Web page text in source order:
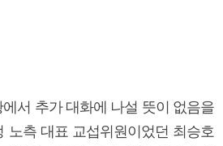
서 추가 대화에 나설 뜻이 없음을
노측 대표 교섭위원이었던 최승호